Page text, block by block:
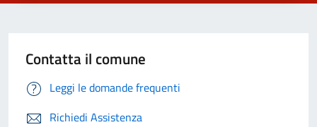
Contatta il comune
Leggi le domande frequenti
Richiedi Assistenza